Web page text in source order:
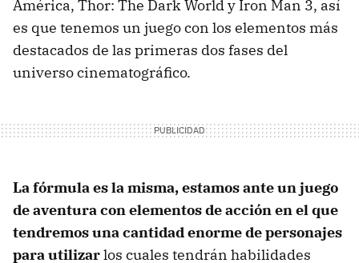
América, Thor: The Dark World y Iron Man 3, así
es que tenemos un juego con los elementos más
destacados de las primeras dos fases del
universo cinematográfico.
La fórmula es la misma, estamos ante un juego
de aventura con elementos de acción en el que
tendremos una cantidad enorme de personajes
para utilizarlos cuales tendrán habilidades